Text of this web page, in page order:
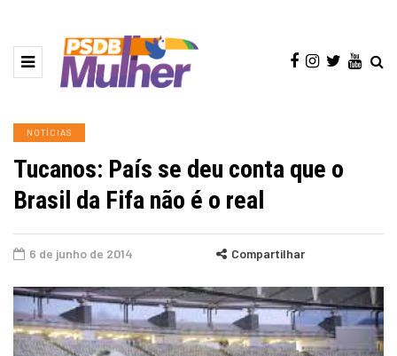
NOTÍCIAS
Tucanos: País se deu conta que o
Brasil da Fifa não é o real
6 de junho de 2014 Compartilhar